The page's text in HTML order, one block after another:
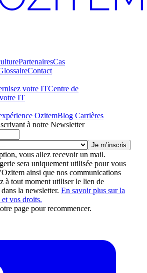
PartenairesCas
Contact
votre ITCentre de
IT
OzitemBlog Carrières
à notre Newsletter
vous allez recevoir un mail.
sera uniquement utilisée pour vous
ainsi que nos communications
à tout moment utiliser le lien de
la newsletter. En savoir plus sur la
et vos droits.
page pour recommencer.